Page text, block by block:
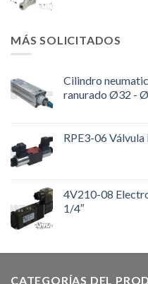
MÁS SOLICITADOS
Cilindro
ranurado Ø32 -
RPE3-06
4V210-08
1/4″
CATEGORÍAS DEL